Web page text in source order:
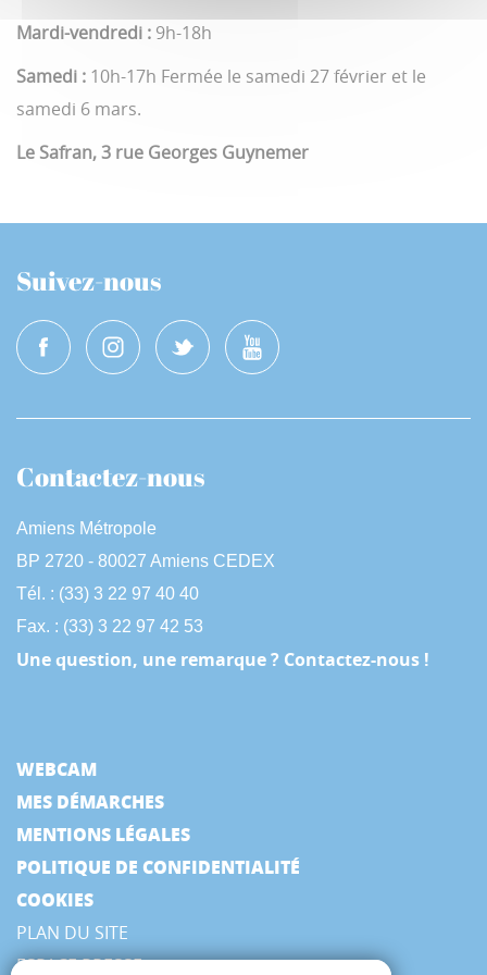
Mardi-vendredi : 9h-18h
Samedi : 10h-17h Fermée le samedi 27 février et le
samedi 6 mars.
Le Safran, 3 rue Georges Guynemer
Suivez-nous
Contactez-nous
Amiens Métropole
BP 2720 - 80027 Amiens CEDEX
Tél. : (33) 3 22 97 40 40
Fax. : (33) 3 22 97 42 53
Une question, une remarque ? Contactez-nous !
WEBCAM
MES DÉMARCHES
MENTIONS LÉGALES
POLITIQUE DE CONFIDENTIALITÉ
COOKIES
PLAN DU SITE
ESPACE PRESSE